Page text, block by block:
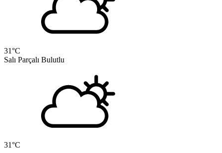
31°C
Salı Parçalı Bulutlu
31°C